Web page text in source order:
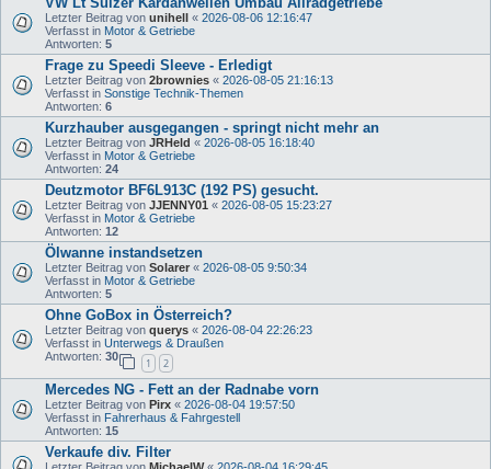
Letzter Beitrag von unihell « 2026-08-06 12:16:47
Verfasst in Motor & Getriebe
Antworten: 5
Frage zu Speedi Sleeve - Erledigt
Letzter Beitrag von 2brownies « 2026-08-05 21:16:13
Verfasst in Sonstige Technik-Themen
Antworten: 6
Kurzhauber ausgegangen - springt nicht mehr an
Letzter Beitrag von JRHeld « 2026-08-05 16:18:40
Verfasst in Motor & Getriebe
Antworten: 24
Deutzmotor BF6L913C (192 PS) gesucht.
Letzter Beitrag von JJENNY01 « 2026-08-05 15:23:27
Verfasst in Motor & Getriebe
Antworten: 12
Ölwanne instandsetzen
Letzter Beitrag von Solarer « 2026-08-05 9:50:34
Verfasst in Motor & Getriebe
Antworten: 5
Ohne GoBox in Österreich?
Letzter Beitrag von querys « 2026-08-04 22:26:23
Verfasst in Unterwegs & Draußen
Antworten: 30
1 2
Mercedes NG - Fett an der Radnabe vorn
Letzter Beitrag von Pirx « 2026-08-04 19:57:50
Verfasst in Fahrerhaus & Fahrgestell
Antworten: 15
Verkaufe div. Filter